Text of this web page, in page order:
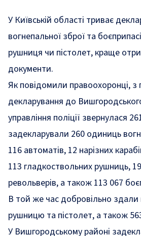
У Київській області триває
вогнепальної зброї та
рушниця чи пістолет, краще
документи.
Як повідомили правоохоронці, з
декларування до
управління поліції звернулася
задекларували 260 одиниць
116 автоматів, 12 нарізних
113 гладкоствольних рушниць, 19
револьверів, а також 113 067
В той же час добровільно здали
рушницю та пістолет, а також
У Вишгородському районі